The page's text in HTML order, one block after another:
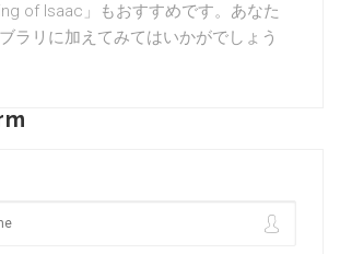
of Isaac」もおすすめです。あなた
ラリに加えてみてはいかがでしょう